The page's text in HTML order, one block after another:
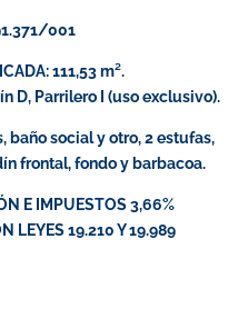
001
111,53 m².
D, Parrilero I (uso exclusivo).
baño social y otro, 2 estufas,
frontal, fondo y barbacoa.
E IMPUESTOS 3,66%
LEYES 19.210 Y 19.989